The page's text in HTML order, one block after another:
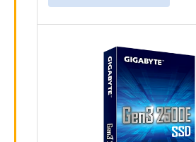
ЧУП ЦарикСУНП 190929577
Чичерина, 21, офис 1А